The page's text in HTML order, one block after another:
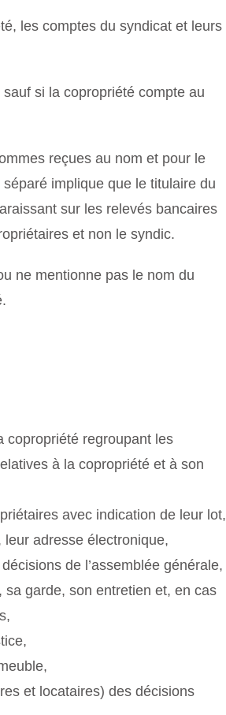
les comptes du syndicat et leurs
si la copropriété compte au
reçues au nom et pour le
implique que le titulaire du
sur les relevés bancaires
et non le syndic.
ne mentionne pas le nom du
copropriété regroupant les
à la copropriété et à son
avec indication de leur lot,
leur adresse électronique,
de l’assemblée générale,
sa garde, son entretien et, en cas
et locataires) des décisions